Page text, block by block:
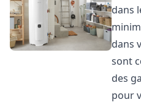
dans
dans
sont
des
pour